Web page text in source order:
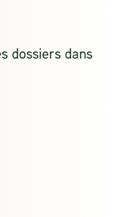
dossiers dans